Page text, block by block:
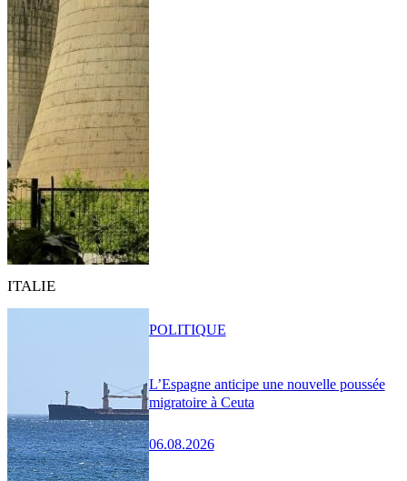
ITALIE
L’Espagne anticipe une nouvelle poussée
migratoire à Ceuta
06.08.2026
POLITIQUE